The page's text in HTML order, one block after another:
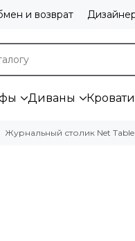
и возврат
Диваны Кровати
Журнальный столик Net